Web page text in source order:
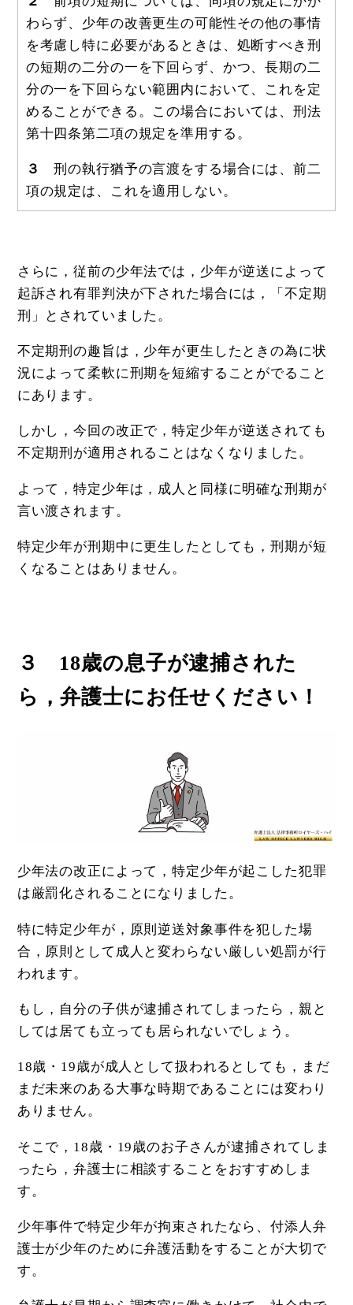
わらず、少年の改善更生の可能性その他の事情
を考慮し特に必要があるときは、処断すべき刑
の短期の二分の一を下回らず、かつ、長期の二
分の一を下回らない範囲内において、これを定
めることができる。この場合においては、刑法
第十四条第二項の規定を準用する。
３
刑の執行猶予の言渡をする場合には、前二
項の規定は、これを適用しない。
さらに，従前の少年法では，少年が逆送によって
起訴され有罪判決が下された場合には，「不定期
刑」とされていました。
不定期刑の趣旨は，少年が更生したときの為に状
況によって柔軟に刑期を短縮することがでること
にあります。
しかし，今回の改正で，特定少年が逆送されても
不定期刑が適用されることはなくなりました。
よって，特定少年は，成人と同様に明確な刑期が
言い渡されます。
特定少年が刑期中に更生したとしても，刑期が短
くなることはありません。
３ 18歳の息子が逮捕された
ら，弁護士にお任せください！
少年法の改正によって，特定少年が起こした犯罪
は厳罰化されることになりました。
特に特定少年が，原則逆送対象事件を犯した場
合，原則として成人と変わらない厳しい処罰が行
われます。
もし，自分の子供が逮捕されてしまったら，親と
しては居ても立っても居られないでしょう。
18歳・19歳が成人として扱われるとしても，まだ
まだ未来のある大事な時期であることには変わり
ありません。
そこで，18歳・19歳のお子さんが逮捕されてしま
ったら，弁護士に相談することをおすすめしま
す。
少年事件で特定少年が拘束されたなら、付添人弁
護士が少年のために弁護活動をすることが大切で
す。